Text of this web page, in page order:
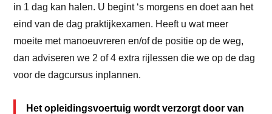
in 1 dag kan halen. U begint ‘s morgens en doet aan het
eind van de dag praktijkexamen. Heeft u wat meer
moeite met manoeuvreren en/of de positie op de weg,
dan adviseren we 2 of 4 extra rijlessen die we op de dag
voor de dagcursus inplannen.
Het opleidingsvoertuig wordt verzorgt door van